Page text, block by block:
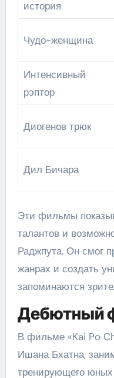
история
Чудо-женщина
Интенсивный
рэптор
Диогенов трюк
Дил Бичара
Эти фильмы
талантов и
Раджпута. Он смог
жанрах и создать
запоминаются
Дебютный
В фильме «Kai Po
Ишана Бхатна,
тренирующего юных